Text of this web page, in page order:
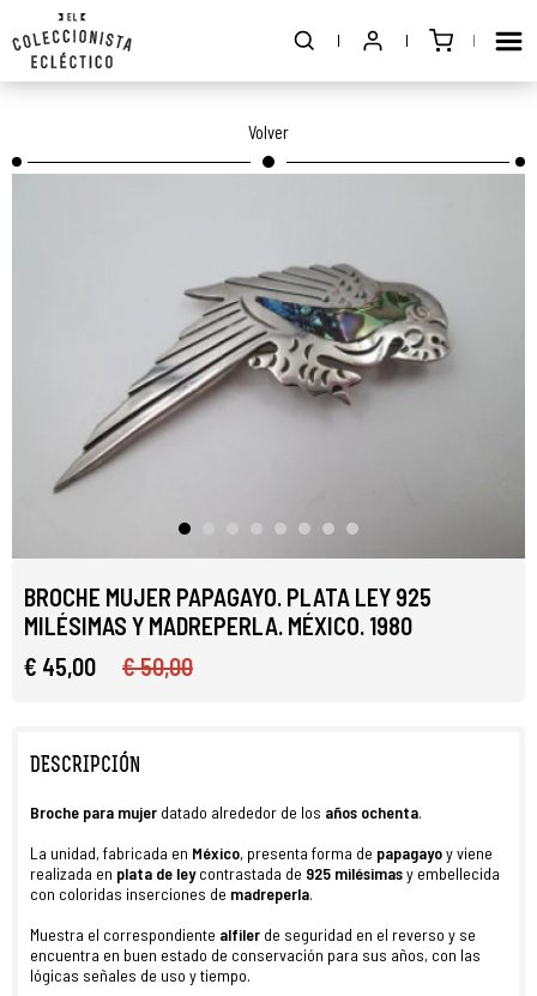
Volver
BROCHE MUJER PAPAGAYO. PLATA LEY 925
MILÉSIMAS Y MADREPERLA. MÉXICO. 1980
€ 45,00
€ 50,00
DESCRIPCIÓN
Broche para mujer datado alrededor de los años ochenta.
La unidad, fabricada en México, presenta forma de papagayoy viene
realizada en plata de leycontrastada de 925 milésimasy embellecida
con coloridas inserciones de madreperla.
Muestra el correspondiente alfiler de seguridad en el reverso y se
encuentra en buen estado de conservación para sus años, con las
lógicas señales de uso y tiempo.